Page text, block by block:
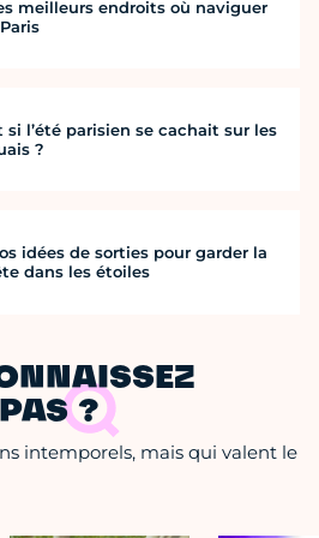
meilleurs endroits où naviguer
si l’été parisien se cachait sur les
?
idées de sorties pour garder la
dans les étoiles
?
intemporels, mais qui valent le